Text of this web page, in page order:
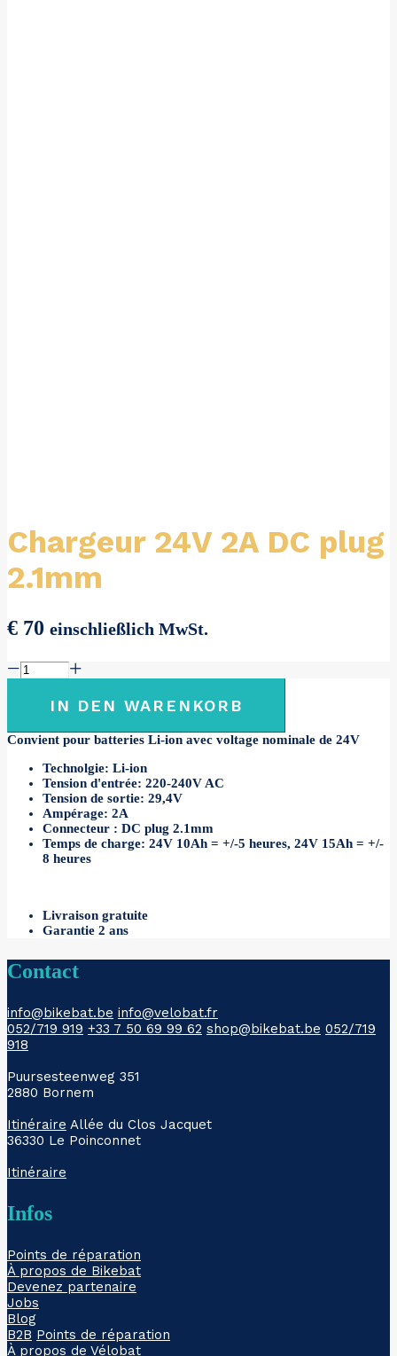
Chargeur 24V 2A DC plug
2.1mm
€ 70 einschließlich MwSt.
Chargeur
plug
2.1mm
Menge
IN DEN WARENKORB
Convient pour batteries Li-ion avec voltage nominale de 24V
Technolgie: Li-ion
Tension d'entrée: 220-240V AC
Tension de sortie: 29,4V
Ampérage: 2A
Connecteur : DC plug 2.1mm
Temps de charge: 24V 10Ah = +/-5 heures, 24V 15Ah = +/-
8 heures
Livraison gratuite
Garantie 2 ans
Contact
info@bikebat.be info@velobat.fr
052/719 919 +33 7 50 69 99 62 shop@bikebat.be 052/719
918
Puursesteenweg 351
2880 Bornem
Itinéraire Allée du Clos Jacquet
36330 Le Poinconnet
Itinéraire
Infos
Points de réparation
À propos de Bikebat
Devenez partenaire
Jobs
Blog
B2B Points de réparation
À propos de Vélobat